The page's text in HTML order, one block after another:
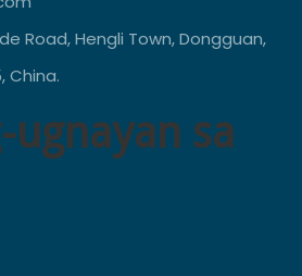
Road, Hengli Town, Dongguan,
China.
ugnayan sa